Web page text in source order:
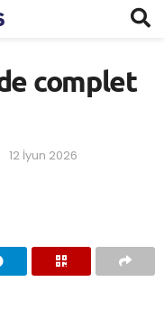
complet
12 İyun 2026